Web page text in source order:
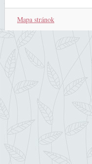
Mapa stránok